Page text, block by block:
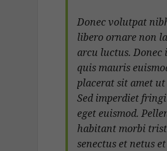
Donec volutpat
libero ornare non
arcu luctus. Donec
quis mauris
placerat sit amet ut
Sed imperdiet
eget euismod.
habitant morbi
senectus et netus et